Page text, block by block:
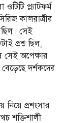
প্ল্যাটফর্ম
কালরাত্রীর
সেই
প্রশ্ন ছিল,
অপেক্ষার
দর্শকদের
নিয়ে প্রশংসার
শক্তিশালী